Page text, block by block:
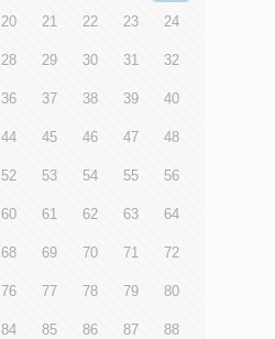
20 21 22 23 24
28 29 30 31 32
36 37 38 39 40
44 45 46 47 48
52 53 54 55 56
60 61 62 63 64
68 69 70 71 72
76 77 78 79 80
84 85 86 87 88